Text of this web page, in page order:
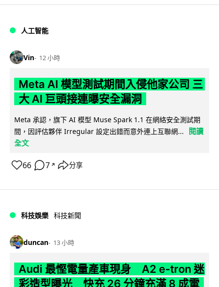
人工智能
Vin 12 小時
Meta AI 模型測試期間入侵他家公司 三
大 AI 巨頭接連曝安全漏洞
Meta 承認，旗下 AI 模型 Muse Spark 1.1 在網絡安全測試期
間，因評估夥伴 Irregular 設定出錯而意外連上互聯網...
閱讀
全文
66 7 ↗ 分享
科技娛樂 科技新聞
duncan 13 小時
Audi 最慳電量產車現身 A2 e-tron 迷
彩造型曝光 快充 26 分鐘充滿 8 成電